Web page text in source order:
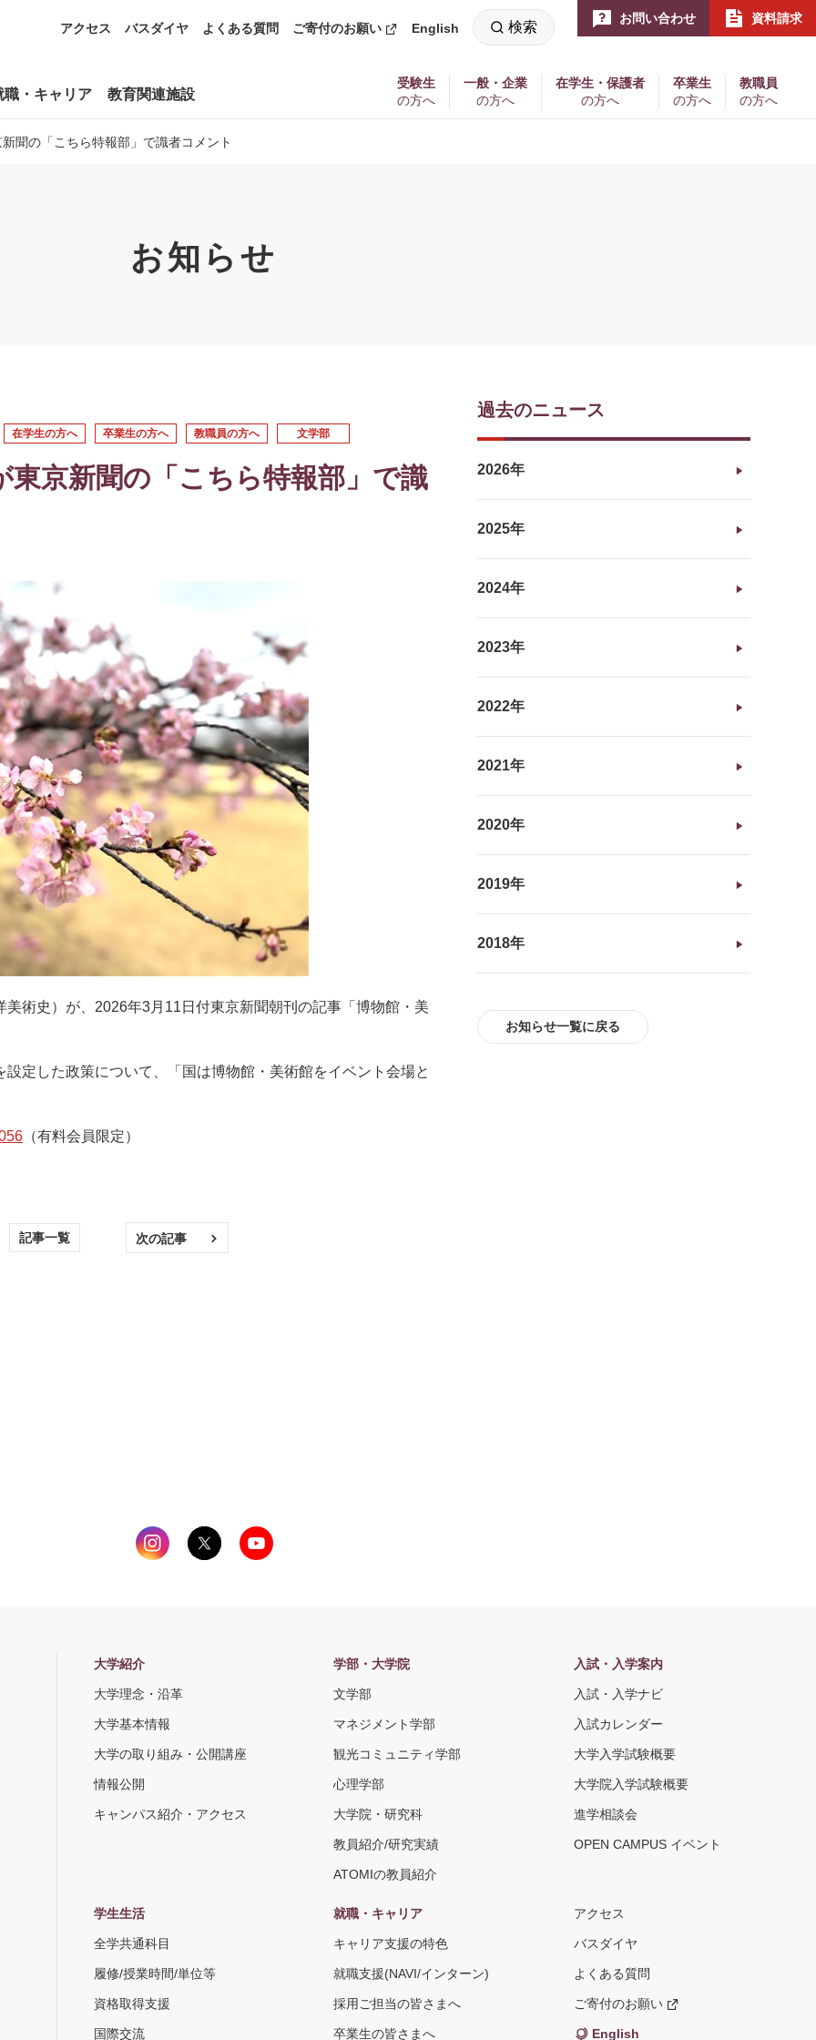
アクセス バスダイヤ よくある質問 ご寄付のお願い
新
ィ
ン
ド
ウ
English 検索
お問い合わせ 資料請求
職・キャリア 教育関連施設
受験生
の方へ
一般・企業
の方へ
在学生・保護者
の方へ
卒業生
の方へ
教職員
の方へ
聞の「こちら特報部」で識者コメント
お知らせ
在学生の方へ 卒業生の方へ 教職員の方へ 文学部
東京新聞の「こちら特報部」で識
術史）が、2026年3月11日付東京新聞朝刊の記事「博物館・美
定した政策について、「国は博物館・美術館をイベント会場と
（有料会員限定）
記事一覧 次の記事
過去のニュース
2026年
2025年
2024年
2023年
2022年
2021年
2020年
2019年
2018年
お知らせ一覧に戻る
大学紹介
大学理念・沿革
大学基本情報
大学の取り組み・公開講座
情報公開
キャンパス紹介・アクセス
学部・大学院
文学部
マネジメント学部
観光コミュニティ学部
心理学部
大学院・研究科
教員紹介/研究実績
ATOMIの教員紹介
入試・入学案内
入試・入学ナビ
入試カレンダー
大学入学試験概要
大学院入学試験概要
進学相談会
OPEN CAMPUS イベント
学生生活
全学共通科目
履修/授業時間/単位等
資格取得支援
国際交流
就職・キャリア
キャリア支援の特色
就職支援(NAVI/インターン)
採用ご担当の皆さまへ
卒業生の皆さまへ
アクセス
バスダイヤ
よくある質問
ご寄付のお願い
新
English